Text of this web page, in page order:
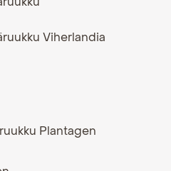
Viherlandia
Plantagen